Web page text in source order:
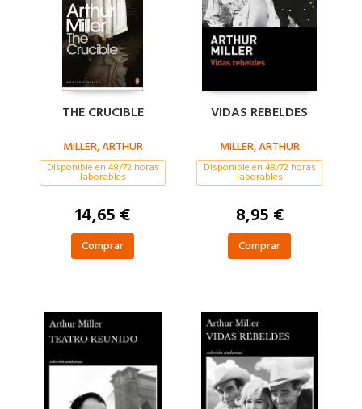
THE CRUCIBLE
MILLER, ARTHUR
Disponible en 48/72 horas
laborables
14,65 €
Comprar
VIDAS REBELDES
MILLER, ARTHUR
Disponible en 48/72 horas
laborables
8,95 €
Comprar